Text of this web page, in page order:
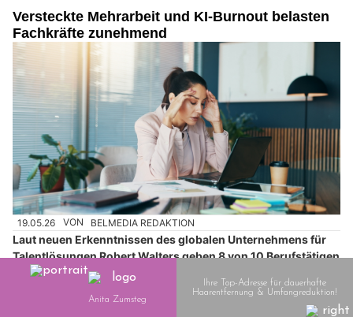
Versteckte Mehrarbeit und KI-Burnout belasten
Fachkräfte zunehmend
19.05.26 VON BELMEDIA REDAKTION
Laut neuen Erkenntnissen des globalen Unternehmens für
Talentlösungen Robert Walters geben 8 von 10 Berufstätigen
an, dass sich ihr Aufgabenbereich in den letzten 12 Monaten